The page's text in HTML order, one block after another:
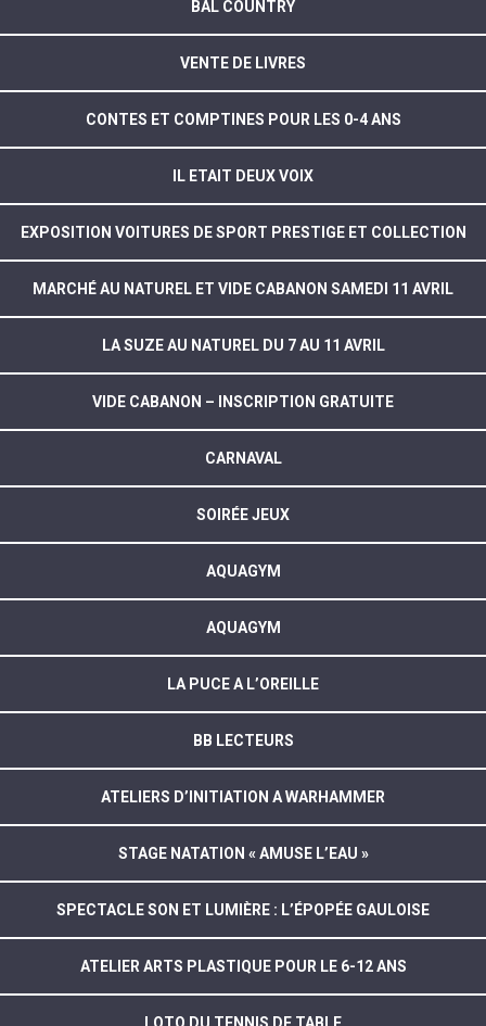
BAL COUNTRY
VENTE DE LIVRES
CONTES ET COMPTINES POUR LES 0-4 ANS
IL ETAIT DEUX VOIX
EXPOSITION VOITURES DE SPORT PRESTIGE ET COLLECTION
MARCHÉ AU NATUREL ET VIDE CABANON SAMEDI 11 AVRIL
LA SUZE AU NATUREL DU 7 AU 11 AVRIL
VIDE CABANON – INSCRIPTION GRATUITE
CARNAVAL
SOIRÉE JEUX
AQUAGYM
AQUAGYM
LA PUCE A L’OREILLE
BB LECTEURS
ATELIERS D’INITIATION A WARHAMMER
STAGE NATATION « AMUSE L’EAU »
SPECTACLE SON ET LUMIÈRE : L’ÉPOPÉE GAULOISE
ATELIER ARTS PLASTIQUE POUR LE 6-12 ANS